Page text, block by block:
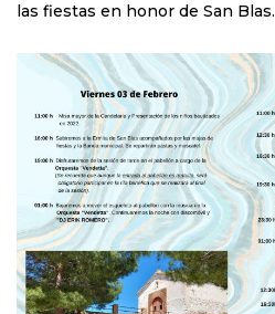
las fiestas en honor de San Blas.